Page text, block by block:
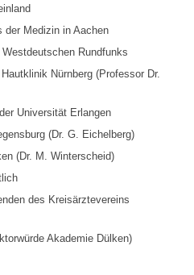
der Medizin in Aachen
Rundfunks
Nürnberg (Professor Dr.
Universität Erlangen
(Dr. G. Eichelberg)
(Dr. M. Winterscheid)
des Kreisärztevereins
Akademie Dülken)